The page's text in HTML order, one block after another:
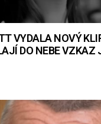
VYDALA NOVÝ
DO NEBE VZKAZ